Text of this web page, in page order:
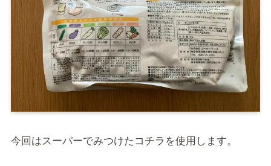
今回はスーパーでみつけたコチラを使用します。